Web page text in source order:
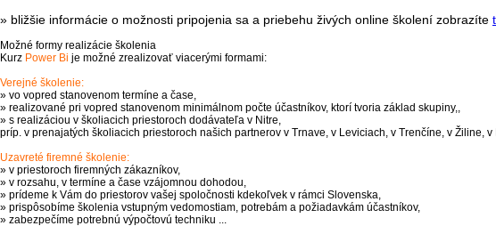
» bližšie informácie o možnosti pripojenia sa a priebehu živých online školení zobrazíte
Možné formy realizácie školenia
Kurz Power Bi je možné zrealizovať viacerými formami:
Verejné školenie:
» vo vopred stanovenom termíne a čase,
» realizované pri vopred stanovenom minimálnom počte účastníkov, ktorí tvoria základ skupiny,,
» s realizáciou v školiacich priestoroch dodávateľa v Nitre,
príp. v prenajatých školiacich priestoroch našich partnerov v Trnave, v Leviciach, v Trenčíne, v Žiline,
Uzavreté firemné školenie:
» v priestoroch firemných zákazníkov,
» v rozsahu, v termíne a čase vzájomnou dohodou,
» prídeme k Vám do priestorov vašej spoločnosti kdekoľvek v rámci Slovenska,
» prispôsobíme školenia vstupným vedomostiam, potrebám a požiadavkám účastníkov,
» zabezpečíme potrebnú výpočtovú techniku ...